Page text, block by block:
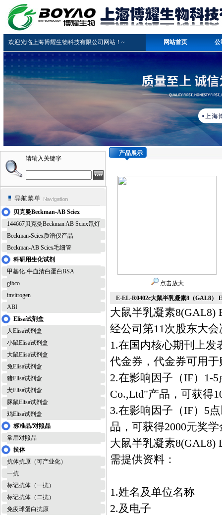
欢迎光临上海博耀生物科技有限公司网站！~ 网站首页 公
请输入关键字
贝克曼Beckman-AB Sciex
144667贝克曼Beckman AB Sciex氘灯
Beckman-Sciex质谱仪产品
Beckman-AB Sciex毛细管
科研用生化试剂
甲基化-牛血清白蛋白BSA
gibco
invitrogen
ABI
Elisa试剂盒
人Elisa试剂盒
小鼠Elisa试剂盒
大鼠Elisa试剂盒
兔Elisa试剂盒
猪Elisa试剂盒
犬Elisa试剂盒
豚鼠Elisa试剂盒
鸡Elisa试剂盒
标准品/对照品
常用对照品
抗体
抗体抗原（可产业化）
一抗
标记抗体（一抗）
标记抗体（二抗）
免疫球蛋白抗原
产品展示
点击放大
E-EL-R0402c大鼠半乳凝素8（GAL8）
大鼠半乳凝素8(GAL8)
经公司第11次股东大
1.在国内核心期刊上发
代金券，代金券可用
2.在影响因子（IF）1-5
Co.,Ltd"产品，可获得
3.在影响因子（IF）5
品，可获得2000元奖
大鼠半乳凝素8(GAL8)
需提供资料：
1.姓名及单位名称
2.及电子